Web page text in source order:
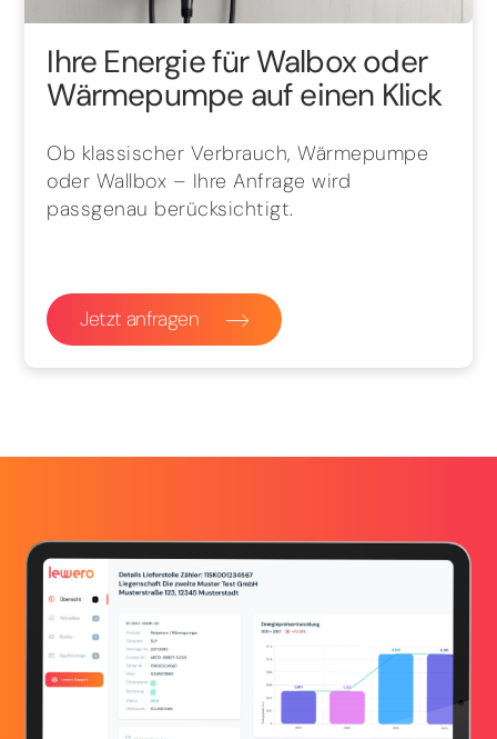
Ihre Energie für Walbox oder
Wärmepumpe auf einen Klick
Ob klassischer Verbrauch, Wärmepumpe
oder Wallbox – Ihre Anfrage wird
passgenau berücksichtigt.
Jetzt anfragen